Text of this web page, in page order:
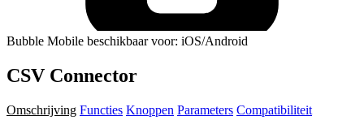
Bubble Mobile beschikbaar voor: iOS/Android
CSV Connector
Omschrijving Functies Knoppen Parameters Compatibiliteit